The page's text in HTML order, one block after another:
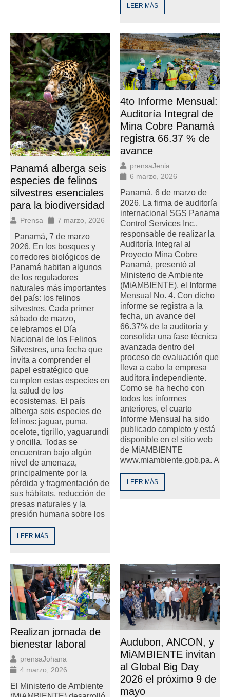
LEER MÁS
Panamá alberga seis
especies de felinos
silvestres esenciales
para la biodiversidad
Prensa 7 marzo, 2026
Panamá, 7 de marzo
2026. En los bosques y
corredores biológicos de
Panamá habitan algunos
de los reguladores
naturales más importantes
del país: los felinos
silvestres. Cada primer
sábado de marzo,
celebramos el Día
Nacional de los Felinos
Silvestres, una fecha que
invita a comprender el
papel estratégico que
cumplen estas especies en
la salud de los
ecosistemas. El país
alberga seis especies de
felinos: jaguar, puma,
ocelote, tigrillo, yaguarundí
y oncilla. Todas se
encuentran bajo algún
nivel de amenaza,
principalmente por la
pérdida y fragmentación de
sus hábitats, reducción de
presas naturales y la
presión humana sobre los
LEER MÁS
4to Informe Mensual:
Auditoría Integral de
Mina Cobre Panamá
registra 66.37 % de
avance
prensaJenia
6 marzo, 2026
Panamá, 6 de marzo de
2026. La firma de auditoría
internacional SGS Panama
Control Services Inc.,
responsable de realizar la
Auditoría Integral al
Proyecto Mina Cobre
Panamá, presentó al
Ministerio de Ambiente
(MiAMBIENTE), el Informe
Mensual No. 4. Con dicho
informe se registra a la
fecha, un avance del
66.37% de la auditoría y
consolida una fase técnica
avanzada dentro del
proceso de evaluación que
lleva a cabo la empresa
auditora independiente.
Como se ha hecho con
todos los informes
anteriores, el cuarto
Informe Mensual ha sido
publicado completo y está
disponible en el sitio web
de MiAMBIENTE
www.miambiente.gob.pa. A
LEER MÁS
Realizan jornada de
bienestar laboral
prensaJohana
4 marzo, 2026
El Ministerio de Ambiente
Audubon, ANCON, y
MiAMBIENTE invitan
al Global Big Day
2026 el próximo 9 de
mayo